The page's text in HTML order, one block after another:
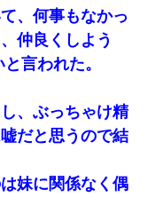
、何事もなかっ
仲良くしよう
言われた。
、ぶっちゃけ精
だと思うので結
妹に関係なく偶